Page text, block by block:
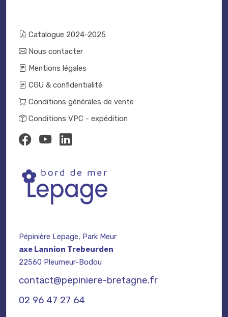
Catalogue 2024-2025
Nous contacter
Mentions légales
CGU & confidentialité
Conditions générales de vente
Conditions VPC - expédition
Pépinière Lepage, Park Meur
axe Lannion Trebeurden
22560 Pleumeur-Bodou
contact@pepiniere-bretagne.fr
02 96 47 27 64